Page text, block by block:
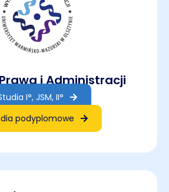
i Administracji
I°, JSM, II°
podyplomowe